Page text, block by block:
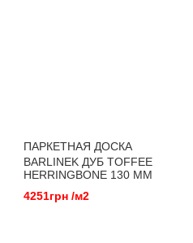
ПАРКЕТНАЯ ДОСКА
BARLINEK ДУБ TOFFEE
HERRINGBONE 130 ММ
4251грн /м2